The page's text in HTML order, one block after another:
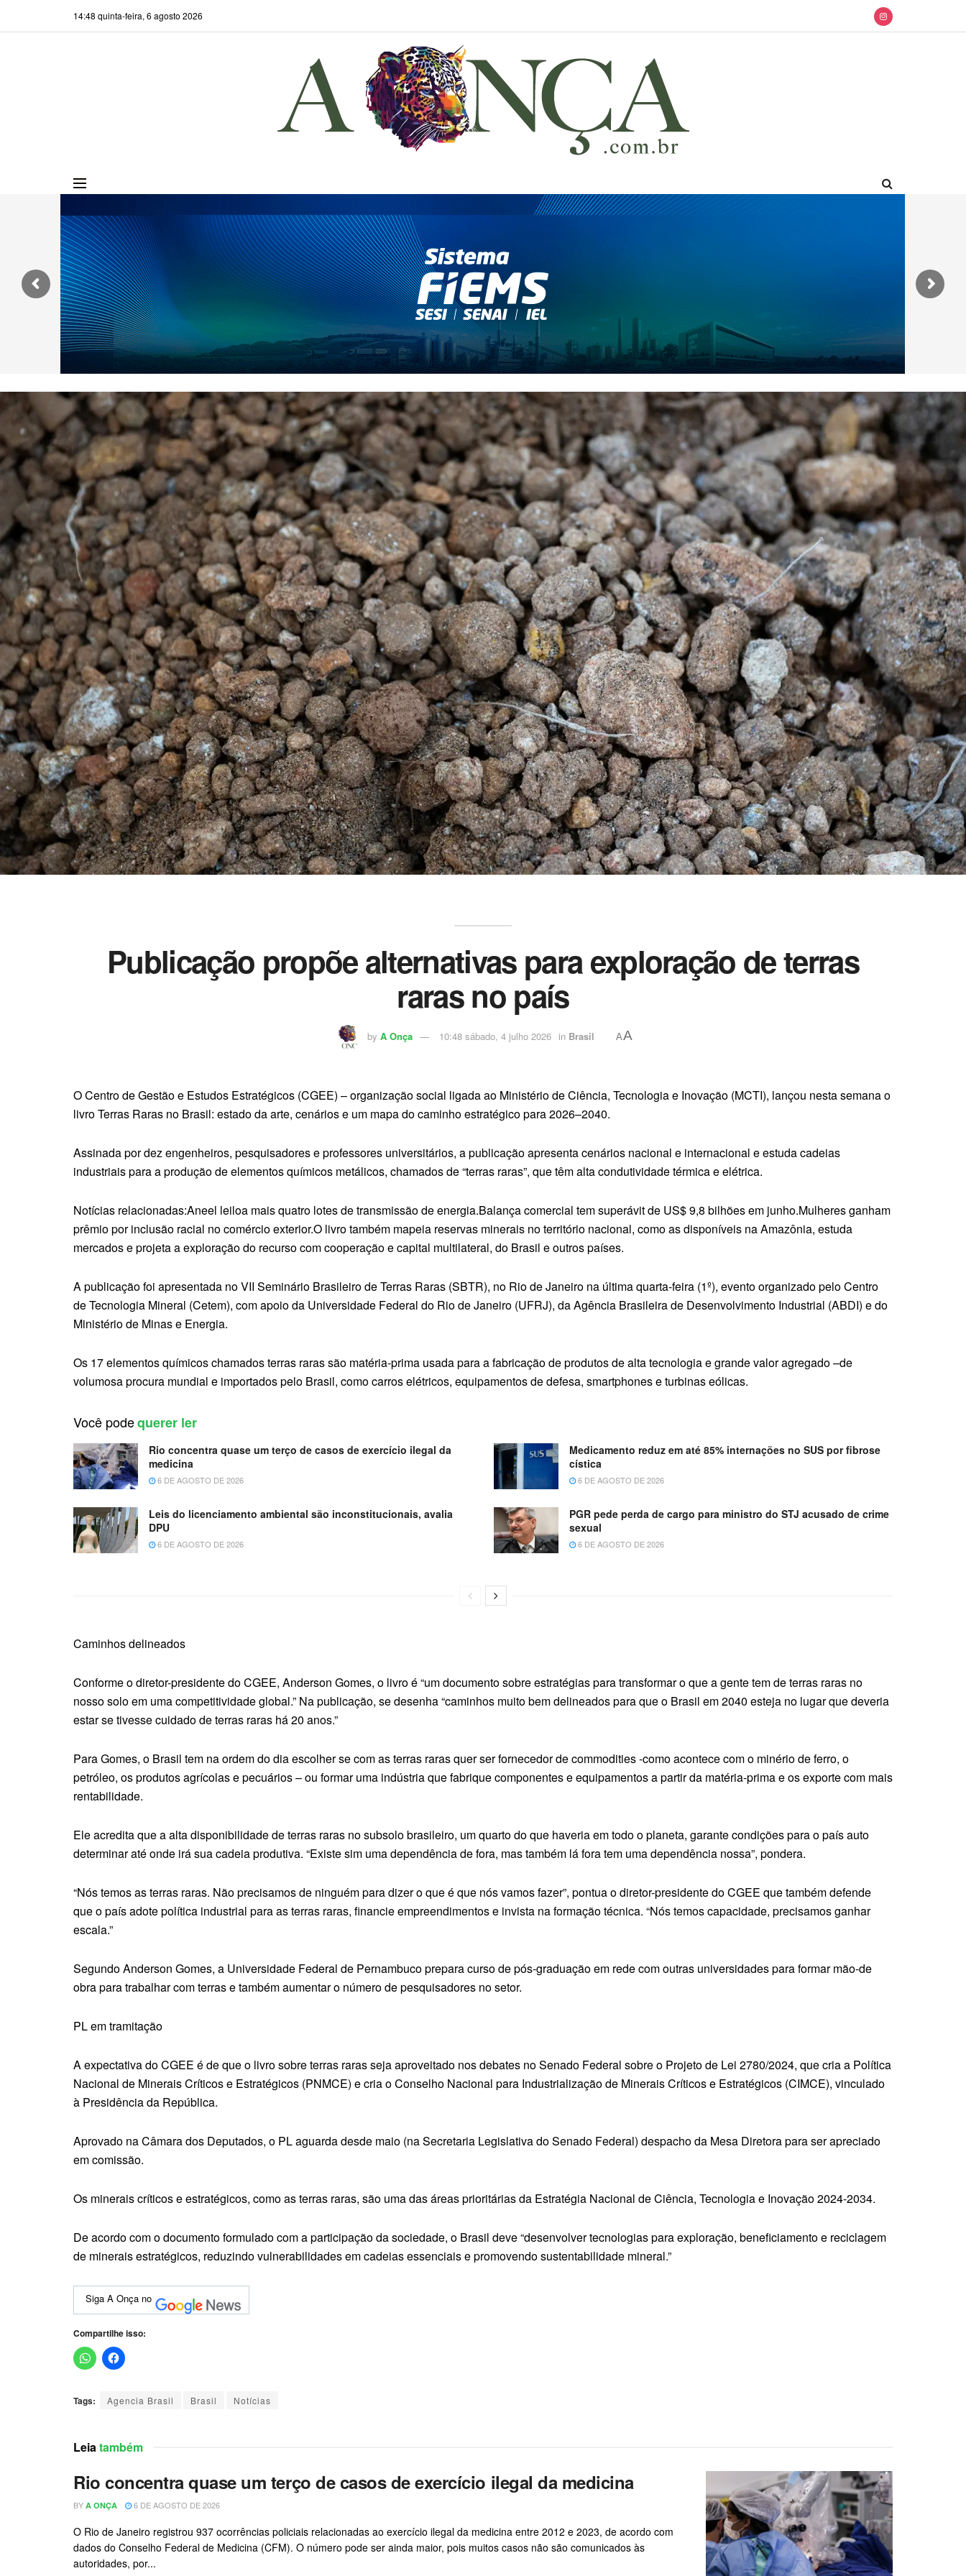
14:48 quinta-feira, 6 agosto 2026
Publicação propõe alternativas para exploração de terras
raras no país
by A Onça 10:48 sábado, 4 julho 2026 in Brasil AA
O Centro de Gestão e Estudos Estratégicos (CGEE) – organização social ligada ao Ministério de Ciência, Tecnologia e Inovação (MCTI), lançou nesta semana o
livro Terras Raras no Brasil: estado da arte, cenários e um mapa do caminho estratégico para 2026–2040.
Assinada por dez engenheiros, pesquisadores e professores universitários, a publicação apresenta cenários nacional e internacional e estuda cadeias
industriais para a produção de elementos químicos metálicos, chamados de “terras raras”, que têm alta condutividade térmica e elétrica.
Notícias relacionadas:Aneel leiloa mais quatro lotes de transmissão de energia.Balança comercial tem superávit de US$ 9,8 bilhões em junho.Mulheres ganham
prêmio por inclusão racial no comércio exterior.O livro também mapeia reservas minerais no território nacional, como as disponíveis na Amazônia, estuda
mercados e projeta a exploração do recurso com cooperação e capital multilateral, do Brasil e outros países.
A publicação foi apresentada no VII Seminário Brasileiro de Terras Raras (SBTR), no Rio de Janeiro na última quarta-feira (1º), evento organizado pelo Centro
de Tecnologia Mineral (Cetem), com apoio da Universidade Federal do Rio de Janeiro (UFRJ), da Agência Brasileira de Desenvolvimento Industrial (ABDI) e do
Ministério de Minas e Energia.
Os 17 elementos químicos chamados terras raras são matéria-prima usada para a fabricação de produtos de alta tecnologia e grande valor agregado –de
volumosa procura mundial e importados pelo Brasil, como carros elétricos, equipamentos de defesa, smartphones e turbinas eólicas.
Você podequerer ler
Rio concentra quase um terço de casos de exercício ilegal da
medicina
6 DE AGOSTO DE 2026
Medicamento reduz em até 85% internações no SUS por fibrose
cística
6 DE AGOSTO DE 2026
Leis do licenciamento ambiental são inconstitucionais, avalia
DPU
6 DE AGOSTO DE 2026
PGR pede perda de cargo para ministro do STJ acusado de crime
sexual
6 DE AGOSTO DE 2026
Caminhos delineados
Conforme o diretor-presidente do CGEE, Anderson Gomes, o livro é “um documento sobre estratégias para transformar o que a gente tem de terras raras no
nosso solo em uma competitividade global.” Na publicação, se desenha “caminhos muito bem delineados para que o Brasil em 2040 esteja no lugar que deveria
estar se tivesse cuidado de terras raras há 20 anos.”
Para Gomes, o Brasil tem na ordem do dia escolher se com as terras raras quer ser fornecedor de commodities -como acontece com o minério de ferro, o
petróleo, os produtos agrícolas e pecuários – ou formar uma indústria que fabrique componentes e equipamentos a partir da matéria-prima e os exporte com mais
rentabilidade.
Ele acredita que a alta disponibilidade de terras raras no subsolo brasileiro, um quarto do que haveria em todo o planeta, garante condições para o país auto
determinar até onde irá sua cadeia produtiva. “Existe sim uma dependência de fora, mas também lá fora tem uma dependência nossa”, pondera.
“Nós temos as terras raras. Não precisamos de ninguém para dizer o que é que nós vamos fazer”, pontua o diretor-presidente do CGEE que também defende
que o país adote política industrial para as terras raras, financie empreendimentos e invista na formação técnica. “Nós temos capacidade, precisamos ganhar
escala.”
Segundo Anderson Gomes, a Universidade Federal de Pernambuco prepara curso de pós-graduação em rede com outras universidades para formar mão-de
obra para trabalhar com terras e também aumentar o número de pesquisadores no setor.
PL em tramitação
A expectativa do CGEE é de que o livro sobre terras raras seja aproveitado nos debates no Senado Federal sobre o Projeto de Lei 2780/2024, que cria a Política
Nacional de Minerais Críticos e Estratégicos (PNMCE) e cria o Conselho Nacional para Industrialização de Minerais Críticos e Estratégicos (CIMCE), vinculado
à Presidência da República.
Aprovado na Câmara dos Deputados, o PL aguarda desde maio (na Secretaria Legislativa do Senado Federal) despacho da Mesa Diretora para ser apreciado
em comissão.
Os minerais críticos e estratégicos, como as terras raras, são uma das áreas prioritárias da Estratégia Nacional de Ciência, Tecnologia e Inovação 2024-2034.
De acordo com o documento formulado com a participação da sociedade, o Brasil deve “desenvolver tecnologias para exploração, beneficiamento e reciclagem
de minerais estratégicos, reduzindo vulnerabilidades em cadeias essenciais e promovendo sustentabilidade mineral.”
Siga A Onça no
Compartilhe isso:
Tags: Agencia Brasil Brasil Notícias
Leiatambém
Rio concentra quase um terço de casos de exercício ilegal da medicina
BY A ONÇA 6 DE AGOSTO DE 2026
O Rio de Janeiro registrou 937 ocorrências policiais relacionadas ao exercício ilegal da medicina entre 2012 e 2023, de acordo com
dados do Conselho Federal de Medicina (CFM). O número pode ser ainda maior, pois muitos casos não são comunicados às
autoridades, por...